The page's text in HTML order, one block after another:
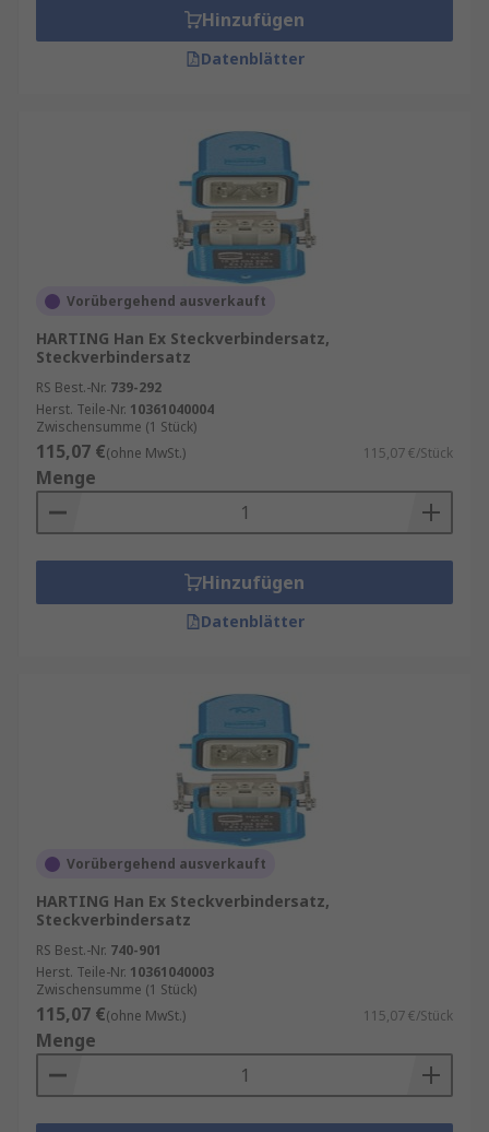
Hinzufügen
Datenblätter
Vorübergehend ausverkauft
HARTING Han Ex Steckverbindersatz,
Steckverbindersatz
RS Best.-Nr. 739-292
Herst. Teile-Nr. 10361040004
Zwischensumme (1 Stück)
115,07 €(ohne MwSt.) 115,07 €/Stück
Menge
Hinzufügen
Datenblätter
Vorübergehend ausverkauft
HARTING Han Ex Steckverbindersatz,
Steckverbindersatz
RS Best.-Nr. 740-901
Herst. Teile-Nr. 10361040003
Zwischensumme (1 Stück)
115,07 €(ohne MwSt.) 115,07 €/Stück
Menge